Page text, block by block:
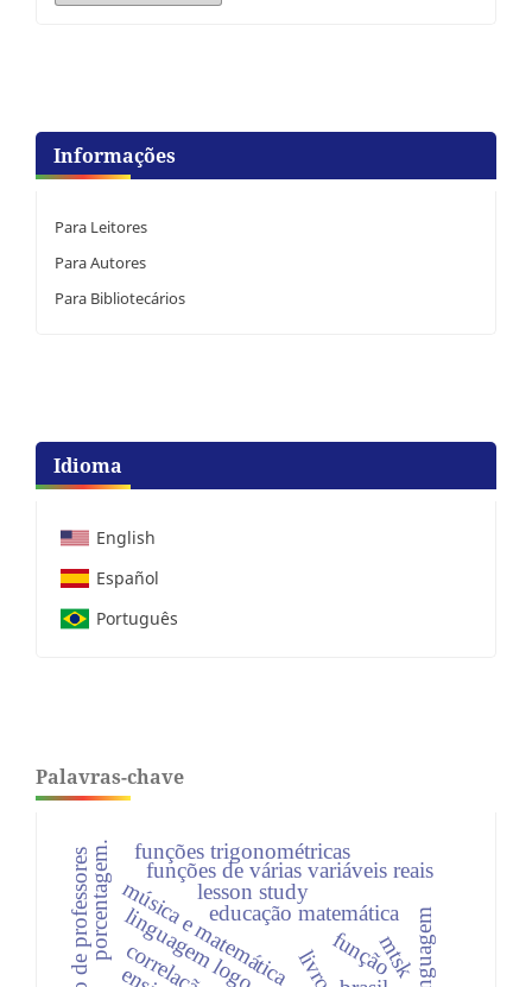
Informações
Para Leitores
Para Autores
Para Bibliotecários
Idioma
English
Español
Português
Palavras-chave
educação matemática
música e matemática
porcentagem. funções de várias variáveis reais
funções trigonométricas
funçãomtsk
lesson study
linguagem logo